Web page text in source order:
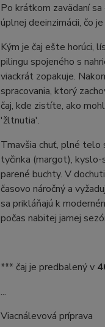
Po krátkom zavädaní
úplnej deeinzimácii, čo
Kým je čaj ešte horúci,
pilingu spojeného s
viackrát zopakuje.
spracovania, ktorý
čaj, kde zistíte, ako
'žltnutia'.
Tmavšia chuť, plné telo
tyčinka (margot), kyslo-
parené buchty. V
časovo náročný a
sa prikláňajú k
počas nabitej jarnej
*** čaj je predbalený v
...
Viacnálevová príprava